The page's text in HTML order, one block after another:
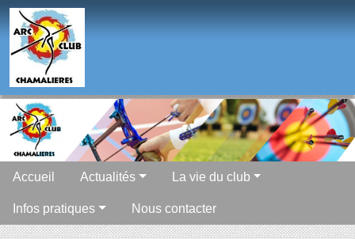
Accueil Actualités La vie du club
Infos pratiques Nous contacter
Panneau de gestion des cookies